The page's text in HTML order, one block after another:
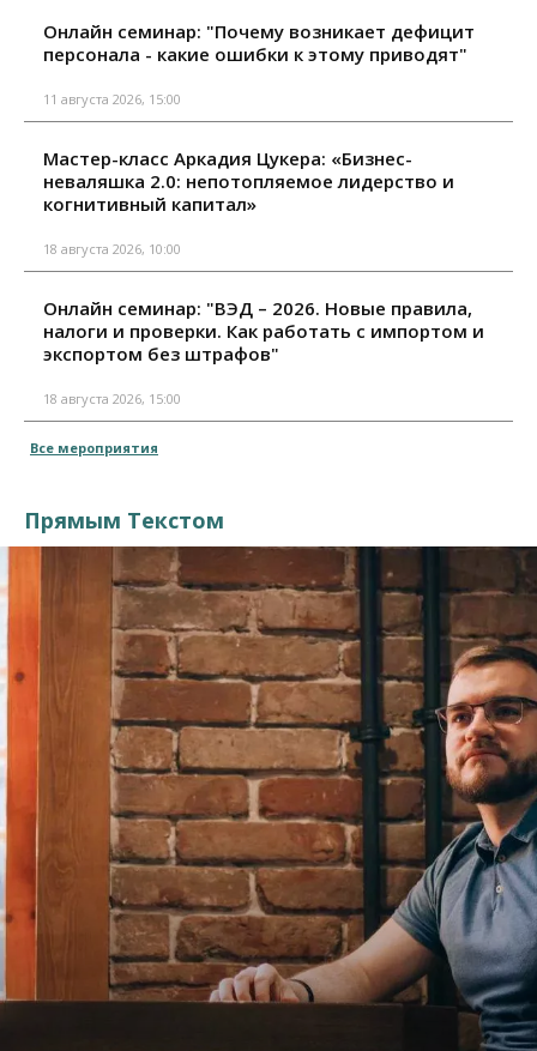
Онлайн семинар: "Почему возникает дефицит
персонала - какие ошибки к этому приводят"
11 августа 2026, 15:00
Мастер-класс Аркадия Цукера: «Бизнес-
неваляшка 2.0: непотопляемое лидерство и
когнитивный капитал»
18 августа 2026, 10:00
Онлайн семинар: "ВЭД – 2026. Новые правила,
налоги и проверки. Как работать с импортом и
экспортом без штрафов"
18 августа 2026, 15:00
Все мероприятия
Прямым Текстом